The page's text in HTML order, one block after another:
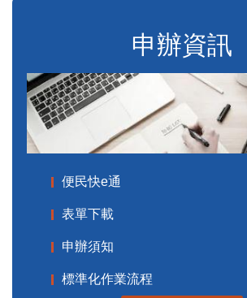
申辦資訊
便民快e通
表單下載
申辦須知
標準化作業流程